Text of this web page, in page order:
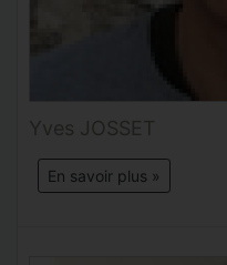
Yves JOSSET
En savoir plus »